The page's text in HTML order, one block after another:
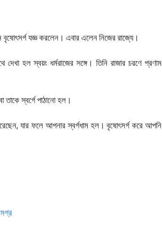
বৃষোৎসর্গ যজ্ঞ করলেন। এবার এলেন নিজের রাজ্যে।
হল স্বয়ং ধর্মরাজের সঙ্গে। তিনি রাজার চরণে প্রণাম
তাকে স্বর্গে পাঠানো হল।
যার ফলে আপনার স্বর্গধাম হল। বৃষোৎসর্গ করে আপনি